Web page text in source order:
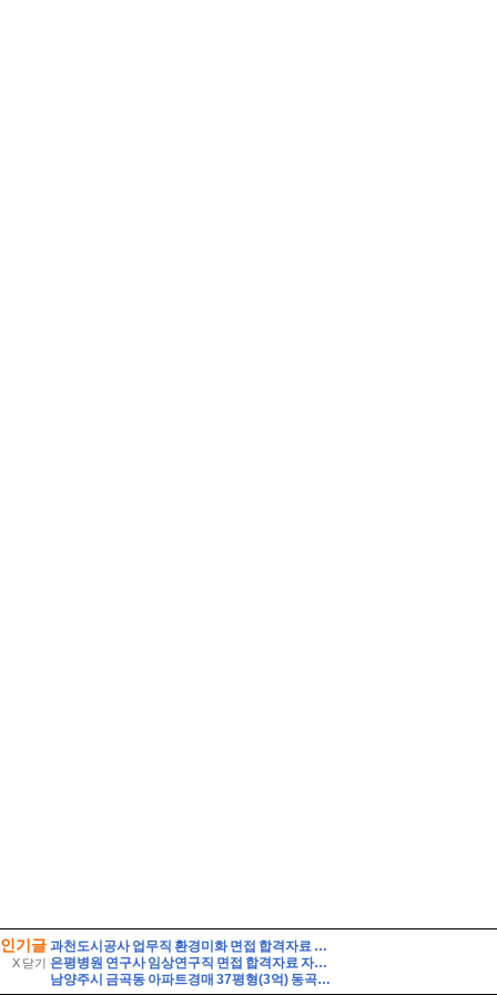
인기글
X 닫기
과천도시공사 업무직 환경미화 면접 합격자료 자기소개 스크립트 및 실제 면접 합격 답안
은평병원 연구사 임상연구직 면접 합격자료 자기소개 스크립트 및 실제 면접 합격 답안
남양주시 금곡동 아파트경매 37평형(3억) 동곡초등학교인근 금곡GS 6층 유찰1회 남양주금곡지에스아파트 부동산경매 매매